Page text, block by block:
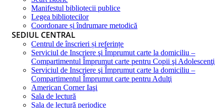
Manifestul bibliotecii publice
Legea bibliotecilor
Coordonare și îndrumare metodică
SEDIUL CENTRAL
Centrul de înscrieri și referințe
Serviciul de Inscriere şi Împrumut carte la domiciliu –
Compartimentul Împrumut carte pentru Copii şi Adolescenţi
Serviciul de Inscriere şi Împrumut carte la domiciliu –
Compartimentul Împrumut carte pentru Adulţi
American Corner Iaşi
Sala de lectură
Sala de lectură periodice